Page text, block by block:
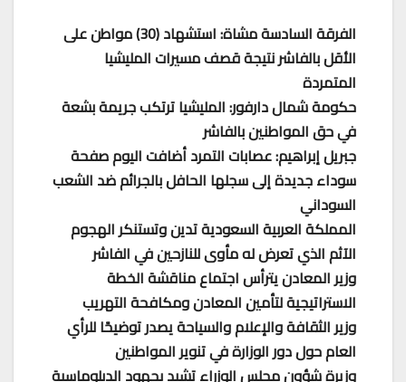
الفرقة السادسة مشاة: استشهاد (30) مواطن على
الأقل بالفاشر نتيجة قصف مسيرات المليشيا
المتمردة
حكومة شمال دارفور: المليشيا ترتكب جريمة بشعة
في حق المواطنين بالفاشر
جبريل إبراهيم: عصابات التمرد أضافت اليوم صفحة
سوداء جديدة إلى سجلها الحافل بالجرائم ضد الشعب
السوداني
المملكة العربية السعودية تدين وتستنكر الهجوم
الآثم الذي تعرض له مأوى للنازحين في الفاشر
وزير المعادن يترأس اجتماع مناقشة الخطة
الاستراتيجية لتأمين المعادن ومكافحة التهريب
وزير الثقافة والإعلام والسياحة يصدر توضيحًا للرأي
العام حول دور الوزارة في تنوير المواطنين
وزيرة شؤون مجلس الوزراء تشيد بجهود الدبلوماسية